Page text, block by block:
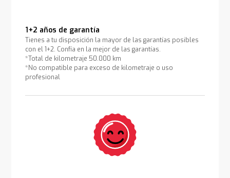
1+2 años de garantía
Tienes a tu disposición la mayor de las garantías posibles
con el 1+2. Confía en la mejor de las garantías.
*Total de kilometraje 50.000 km
*No compatible para exceso de kilometraje o uso
profesional